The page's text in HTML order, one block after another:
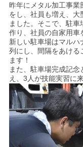
昨年にメタル加工事業
をし、社員も増え、大
ました。そこで、駐
作り、社員の自家用車
新しい駐車場はマル
列にし、間隔をあける
ます！
また、駐車場完成記
え、3人が技能実習に